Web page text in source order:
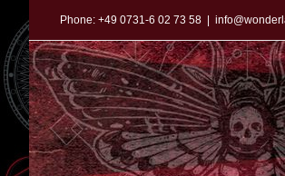
Inhalt
springen
Phone: +49 0731-6 02 73 58